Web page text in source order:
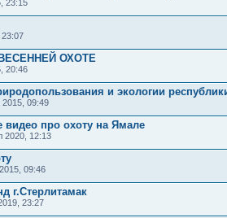
23:15
ОХОТЕ
20:46
и экологии
2015, 09:49
про охоту на Ямале
2020, 12:13
09:46
г.Стерлитамак
23:27